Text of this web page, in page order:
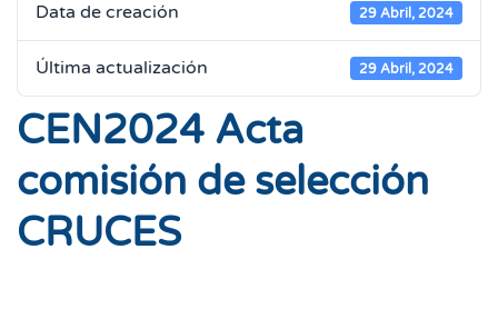
Data de creación 29 Abril, 2024
Última actualización 29 Abril, 2024
CEN2024 Acta
comisión de selección
CRUCES